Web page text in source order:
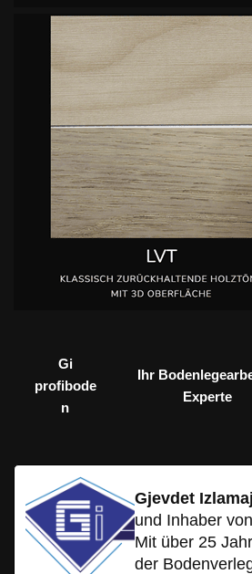
Gi
profibode
n
Ihr
Experte
Gjevdet Izlamaj
und Inhaber von
Mit über 25
der